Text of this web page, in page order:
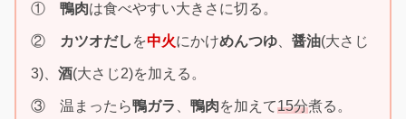
① 鴨肉は食べやすい大きさに切る。
② カツオだし を中火にかけめんつゆ 醤油(大さじ
3)、 酒(大さじ2)を加える。
③ 温まったら鴨ガラ 鴨肉を加えて15分煮る。